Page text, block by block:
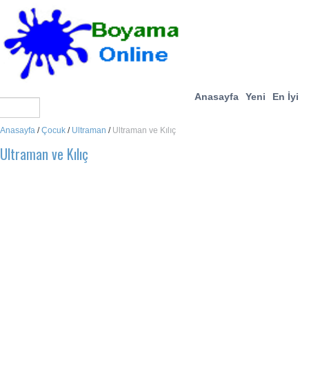
Anasayfa Yeni En İyi
Anasayfa /Çocuk / Ultraman / Ultraman ve Kılıç
Ultraman ve Kılıç